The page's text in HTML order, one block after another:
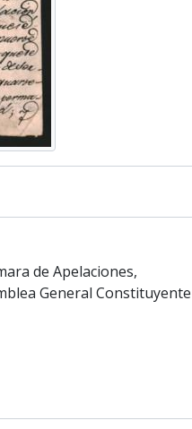
de Apelaciones,
General Constituyente